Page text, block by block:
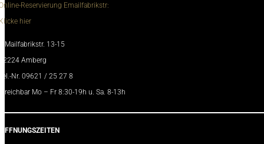
Reservierung Emailfabrikstr:
hier
Mailfabrikstr. 13-15
Amberg
Nr. 09621 / 25 27 8
Mo – Fr 8:30-19h u. Sa. 8-13h
ÖFFNUNGSZEITEN